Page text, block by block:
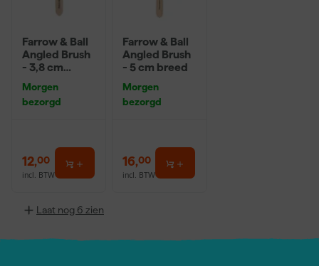
Farrow & Ball
Angled Brush
- 3,8 cm
Morgen
bezorgd
12,00
incl. BTW
Farrow & Ball
Angled Brush
- 5 cm breed
Morgen
bezorgd
16,00
incl. BTW
Laat nog 6 zien